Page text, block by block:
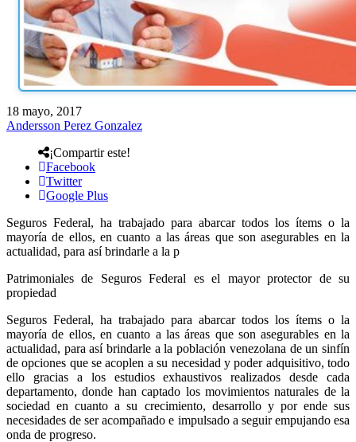
18 mayo, 2017
Andersson Perez Gonzalez
¡Compartir este!
Facebook
Twitter
Google Plus
Seguros Federal, ha trabajado para abarcar todos los ítems o la
mayoría de ellos, en cuanto a las áreas que son asegurables en la
actualidad, para así brindarle a la p
Patrimoniales de Seguros Federal es el mayor protector de su
propiedad
Seguros Federal, ha trabajado para abarcar todos los ítems o la
mayoría de ellos, en cuanto a las áreas que son asegurables en la
actualidad, para así brindarle a la población venezolana de un sinfín
de opciones que se acoplen a su necesidad y poder adquisitivo, todo
ello gracias a los estudios exhaustivos realizados desde cada
departamento, donde han captado los movimientos naturales de la
sociedad en cuanto a su crecimiento, desarrollo y por ende sus
necesidades de ser acompañado e impulsado a seguir empujando esa
onda de progreso.